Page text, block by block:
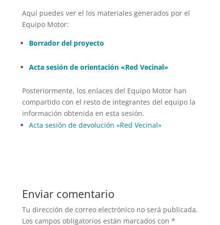
Aquí puedes ver el los materiales generados por el
Equipo Motor:
Borrador del proyecto
Acta sesión de orientación «Red Vecinal»
Posteriormente, los enlaces del Equipo Motor han
compartido con el resto de integrantes del equipo la
información obtenida en esta sesión.
Acta sesión de devolución «Red Vecinal»
Enviar comentario
Tu dirección de correo electrónico no será publicada.
Los campos obligatorios están marcados con *